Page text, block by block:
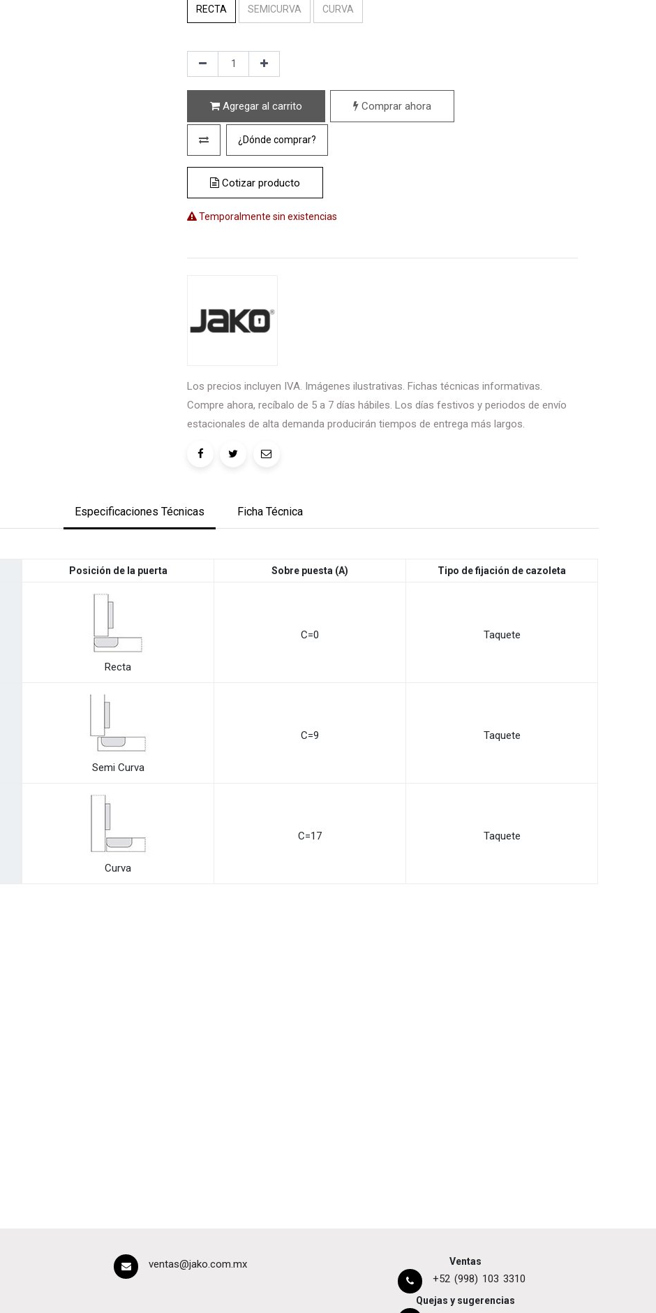
RECTA SEMICURVA CURVA
Agregar al carrito Comprar ahora
¿Dónde comprar?
Cotizar producto
Temporalmente sin existencias
Los precios incluyen IVA. Imágenes ilustrativas. Fichas técnicas informativas.
Compre ahora, recíbalo de 5 a 7 días hábiles. Los días festivos y periodos de envío
estacionales de alta demanda producirán tiempos de entrega más largos.
Especificaciones Técnicas Ficha Técnica
Posición de la puerta Sobre puesta (A) Tipo de fijación de cazoleta
Recta
C=0 Taquete
Semi Curva
C=9 Taquete
Curva
C=17 Taquete
ventas@jako.com.mx Ventas
+52 (998) 103 3310
Quejas y sugerencias